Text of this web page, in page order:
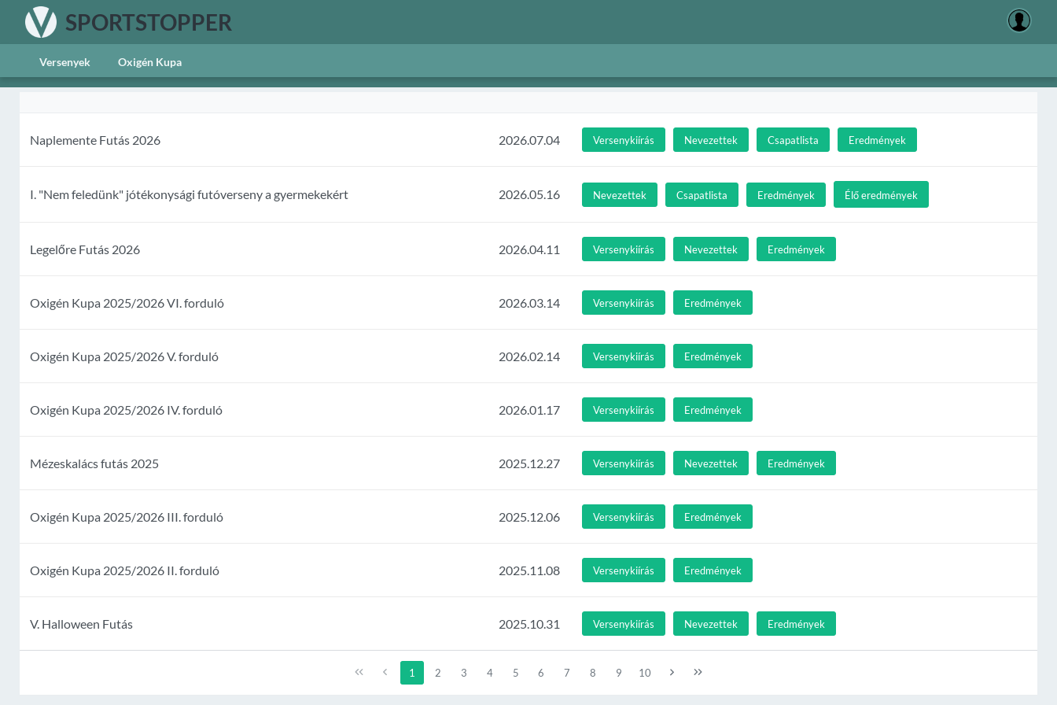
SPORTSTOPPER
Versenyek Oxigén Kupa
Naplemente Futás 2026 2026.07.04 Versenykiírás Nevezettek Csapatlista Eredmények
I. "Nem feledünk" jótékonysági futóverseny a gyermekekért 2026.05.16 Nevezettek Csapatlista Eredmények Élő eredmények
Legelőre Futás 2026 2026.04.11 Versenykiírás Nevezettek Eredmények
Oxigén Kupa 2025/2026 VI. forduló 2026.03.14 Versenykiírás Eredmények
Oxigén Kupa 2025/2026 V. forduló 2026.02.14 Versenykiírás Eredmények
Oxigén Kupa 2025/2026 IV. forduló 2026.01.17 Versenykiírás Eredmények
Mézeskalács futás 2025 2025.12.27 Versenykiírás Nevezettek Eredmények
Oxigén Kupa 2025/2026 III. forduló 2025.12.06 Versenykiírás Eredmények
Oxigén Kupa 2025/2026 II. forduló 2025.11.08 Versenykiírás Eredmények
V. Halloween Futás 2025.10.31 Versenykiírás Nevezettek Eredmények
1 2 3 4 5 6 7 8 9 10